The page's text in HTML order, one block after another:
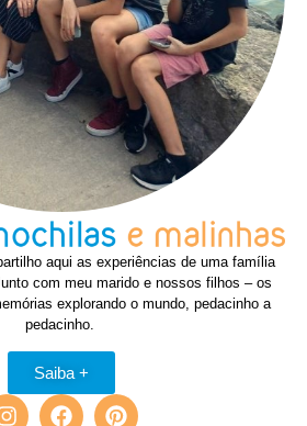
aqui as experiências de uma família
com meu marido e nossos filhos – os
explorando o mundo, pedacinho a
pedacinho.
Saiba +